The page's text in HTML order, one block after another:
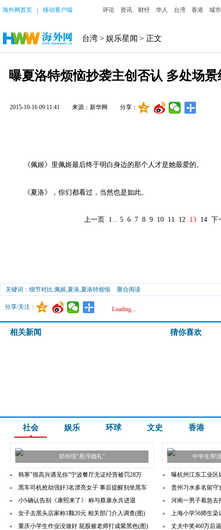
海外网首页 移动客户端 评论 资讯 财经 华人 台湾 香港 城市
台湾 > 娱乐星闻 > 正文
曝夏洛特烦恼抄袭主创否认 多处场
2015-10-16 09:11:41 来源：新华网 分享：
《佩姬》里佩姬最后终于明白身边的那个人才是她最爱的。
《夏洛》，你们都看过，当然也是如此。
上一页 1 .. 5 6 7 8 9 10 11 12 13 14 下
关键词：细节对比,佩姬,夏洛,夏洛特烦恼 聚合阅读
分享/关注： Loading...
相关新闻 猜你喜欢
社会 娱乐 环球 文史 香港
郑州现"悬浮婚礼" 中学生帮
韩寒"很高兴遇见你"宁波餐厅无证经营被罚28万
黑车司机抢劫强奸3名漂亮女子 事后提醒别坐黑车
小S确认告别《康熙来了》 称与蔡康永共进退
女子去黑头店家称1颗20元 相关部门介入调查(图)
重庆小学生作业没做好 屁股被老师打成紫黑色(图)
曝杭州江东工业区
贵州习水多名留守
河南一男子着急去
上海小学56师生染
丈夫中奖460万后